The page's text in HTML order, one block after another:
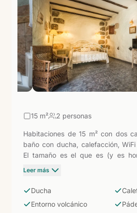
auténtica.
15 m² 2 personas
Habitaciones de 15 m² con dos
baño con ducha, calefacción,
El tamaño es el que es (y es
ofrece un hotel rural de 11
volcánico, piscina de agua dulce,
pies.
Leer más
Ducha
Entorno volcánico